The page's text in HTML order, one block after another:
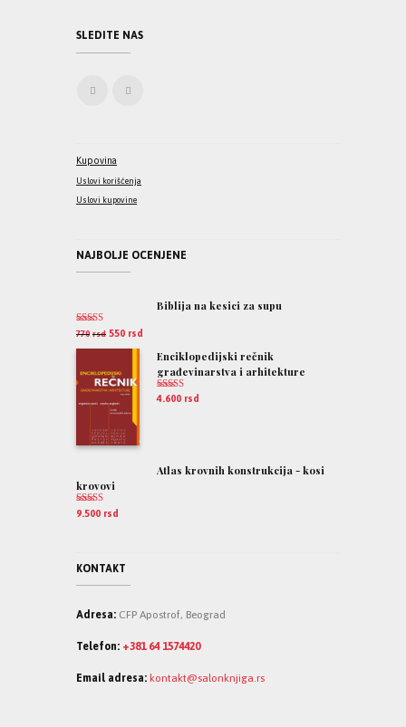
SLEDITE NAS
Kupovina
Uslovi korišćenja
Uslovi kupovine
NAJBOLJE OCENJENE
Biblija na kesici za supu
Ocenjeno
770 rsd 550 rsd
Enciklopedijski rečnik
građevinarstva i arhitekture
Ocenjeno
4.600 rsd
Atlas krovnih konstrukcija - kosi
krovovi
Ocenjeno
9.500 rsd
KONTAKT
Adresa: CFP Apostrof, Beograd
Telefon: +381 64 1574420
Email adresa: kontakt@salonknjiga.rs